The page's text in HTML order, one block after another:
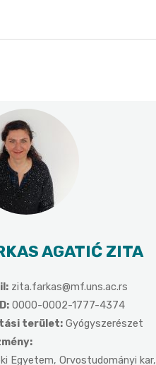
AGATIĆ ZITA
zita.farkas@mf.uns.ac.rs
0000-0002-1777-4374
terület:Gyógyszerészet
Egyetem, Orvostudományi kar,